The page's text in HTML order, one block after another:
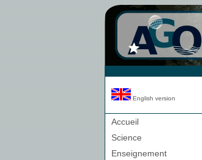
English version
Accueil
Science
Enseignement